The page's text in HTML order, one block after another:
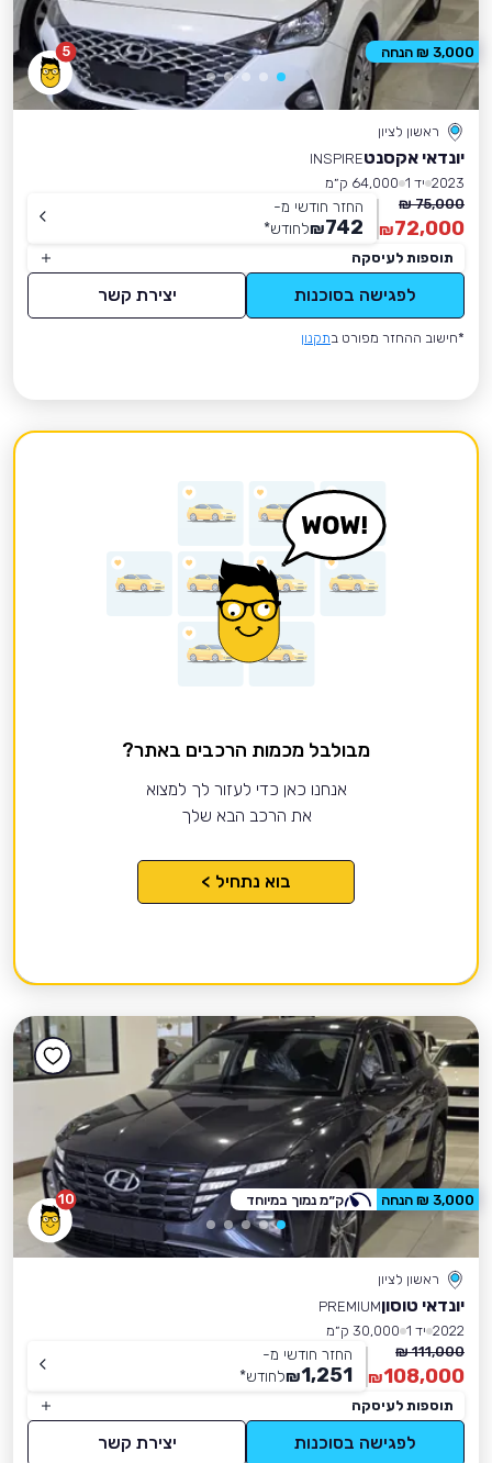
5
ראשון לציון
יונדאי אקסנטINSPIRE
2023 יד 1
64,000 ק״מ
75,000 ₪
72,000
₪
החזר חודשי מ-
742
₪לחודש*
תוספות לעיסקה
לפגישה בסוכנות יצירת קשר
*חישוב ההחזר מפורט בתקנון
3,000 ₪ הנחה
מבולבל מכמות הרכבים באתר?
אנחנו כאן כדי לעזור לך למצוא
את הרכב הבא שלך
בוא נתחיל >
10
ראשון לציון
יונדאי טוסוןPREMIUM
2022 יד 1
30,000 ק״מ
111,000 ₪
108,000
₪
החזר חודשי מ-
1,251
₪לחודש*
תוספות לעיסקה
לפגישה בסוכנות יצירת קשר
3,000 ₪ הנחה ק״מ נמוך במיוחד